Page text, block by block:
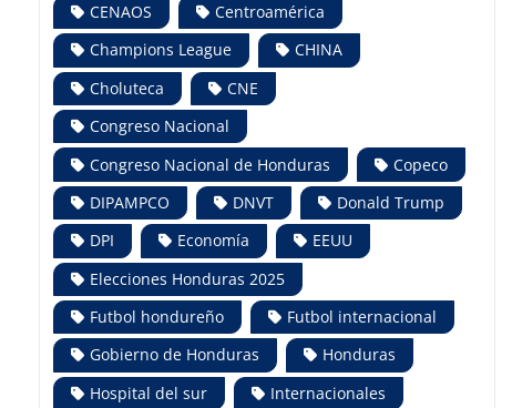
CENAOS
Centroamérica
Champions League
CHINA
Choluteca
CNE
Congreso Nacional
Congreso Nacional de Honduras
Copeco
DIPAMPCO
DNVT
Donald Trump
DPI
Economía
EEUU
Elecciones Honduras 2025
Futbol hondureño
Futbol internacional
Gobierno de Honduras
Honduras
Hospital del sur
Internacionales